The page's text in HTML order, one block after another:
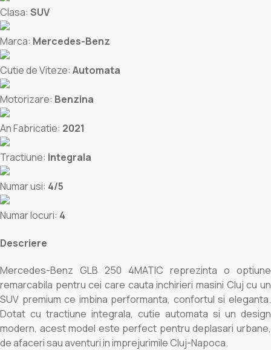
Clasa: SUV
Marca: Mercedes-Benz
Cutie de Viteze: Automata
Motorizare: Benzina
An Fabricatie: 2021
Tractiune: Integrala
Numar usi: 4/5
Numar locuri: 4
Descriere
Mercedes-Benz GLB 250 4MATIC reprezinta o optiune
remarcabila pentru cei care cauta inchirieri masini Cluj cu un
SUV premium ce imbina performanta, confortul si eleganta.
Dotat cu tractiune integrala, cutie automata si un design
modern, acest model este perfect pentru deplasari urbane,
de afaceri sau aventuri in imprejurimile Cluj-Napoca.